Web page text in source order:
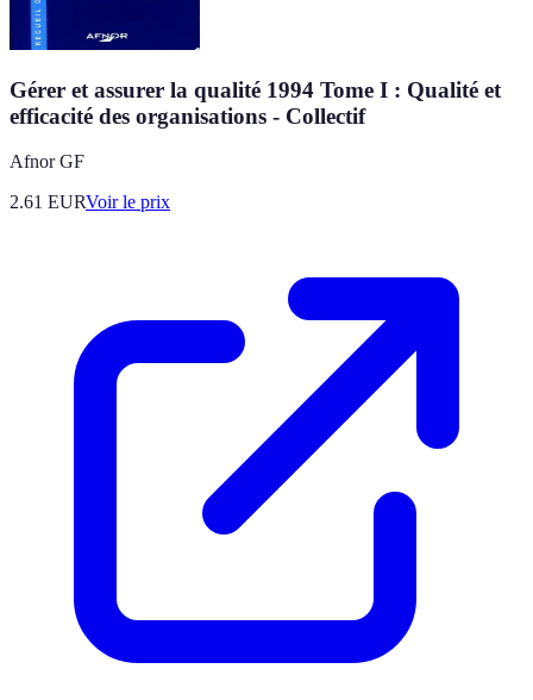
Gérer et assurer la qualité 1994 Tome I : Qualité et
efficacité des organisations - Collectif
Afnor GF
2.61 EURVoir le prix